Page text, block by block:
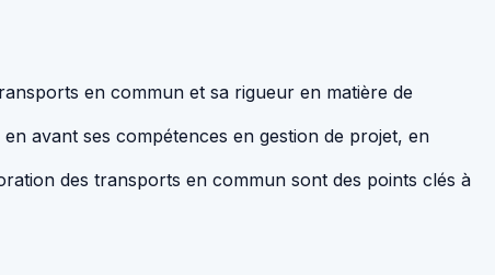
en commun et sa rigueur en matière de
avant ses compétences en gestion de projet, en
des transports en commun sont des points clés à